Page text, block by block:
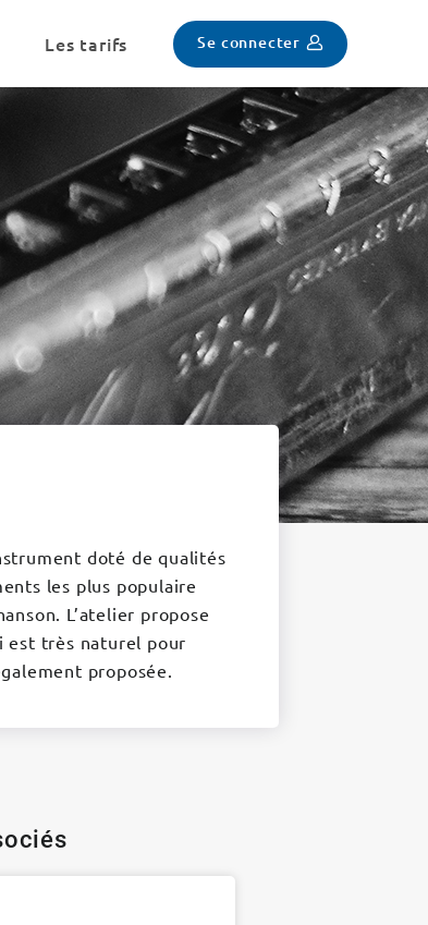
Les tarifs Se connecter
doté de qualités
les plus populaire
L’atelier propose
est très naturel pour
proposée.